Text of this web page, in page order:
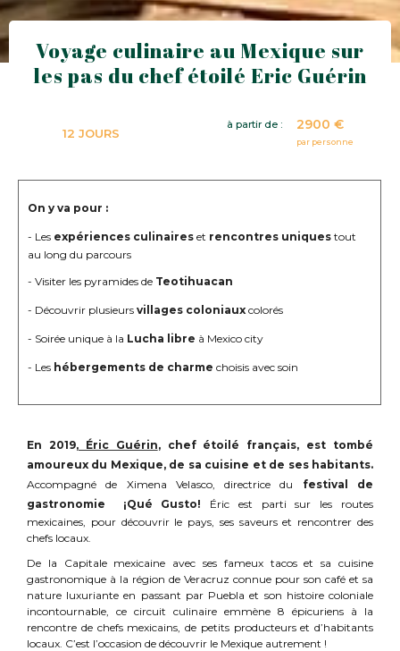
Voyage culinaire au Mexique sur
les pas du chef étoilé Eric Guérin
12 JOURS
à partir de : 2900 €
par personne
On y va pour :
- Les expériences culinaires et rencontres uniques tout
au long du parcours
- Visiter les pyramides de Teotihuacan
- Découvrir plusieurs villages coloniaux colorés
- Soirée unique à la Lucha libre à Mexico city
- Les hébergements de charme choisis avec soin
En 2019,Éric Guérin, chef étoilé français, est tombé
amoureux du Mexique, de sa cuisine et de ses habitants.
Accompagné de Ximena Velasco, directrice du festival de
gastronomie ¡Qué Gusto! Éric est parti sur les routes
mexicaines, pour découvrir le pays, ses saveurs et rencontrer des
chefs locaux.
De la Capitale mexicaine avec ses fameux tacos et sa cuisine
gastronomique à la région de Veracruz connue pour son café et sa
nature luxuriante en passant par Puebla et son histoire coloniale
incontournable, ce circuit culinaire emmène 8 épicuriens à la
rencontre de chefs mexicains, de petits producteurs et d’habitants
locaux. C’est l’occasion de découvrir le Mexique autrement !